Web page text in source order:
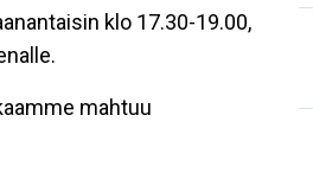
klo 17.30-19.00,
mahtuu